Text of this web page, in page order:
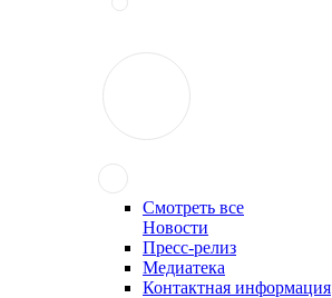
Смотреть все
Новости
Пресс-релиз
Медиатека
Контактная информация